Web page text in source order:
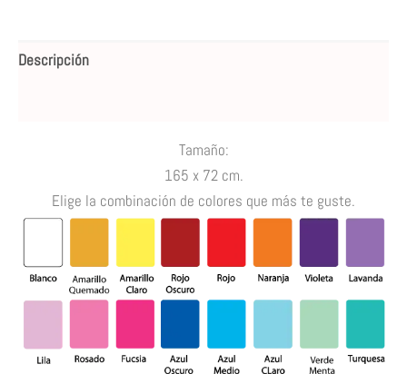
Descripción
Tamaño:
165 x 72 cm.
Elige la combinación de colores que más te guste.